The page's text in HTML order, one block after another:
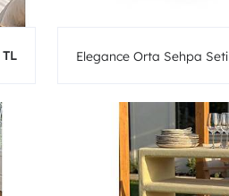
Elegance Orta Sehpa Seti